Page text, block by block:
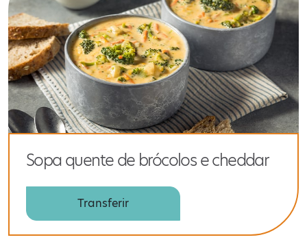
Sopa quente de brócolos e cheddar
Transferir